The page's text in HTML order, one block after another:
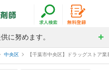
に努めます。
中央区 【千葉市中央区】ドラッグストア